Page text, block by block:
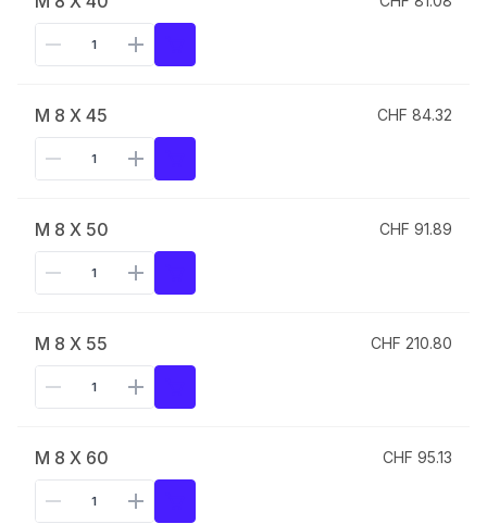
M 8 X 45 CHF 84.32
M 8 X 50 CHF 91.89
M 8 X 55 CHF 210.80
M 8 X 60 CHF 95.13